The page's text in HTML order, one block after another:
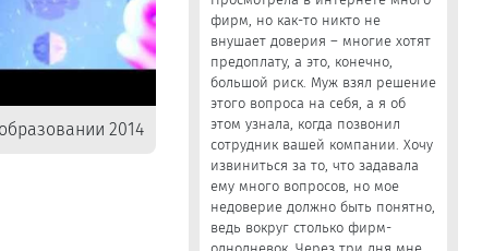
2014
фирм, но как-то никто не
внушает доверия – многие хотят
предоплату, а это, конечно,
большой риск. Муж взял решение
этого вопроса на себя, а я об
этом узнала, когда позвонил
сотрудник вашей компании. Хочу
извиниться за то, что задавала
ему много вопросов, но мое
недоверие должно быть понятно,
ведь вокруг столько фирм-